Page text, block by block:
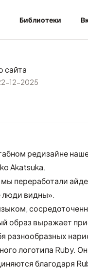
Библиотеки
сайта
12-2025
редизайне
Akatsuka.
переработали
люди видны».
образ выражает
разнообразных
логотипа Ruby.
благодаря